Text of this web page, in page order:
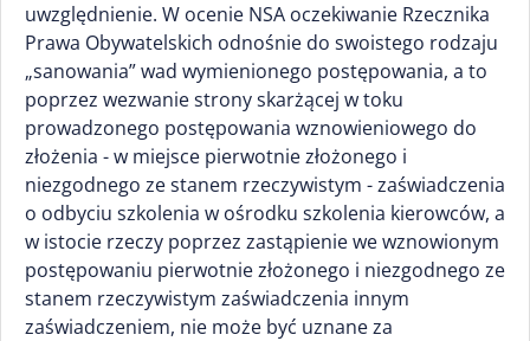
uwzględnienie. W ocenie NSA oczekiwanie Rzecznika
Prawa Obywatelskich odnośnie do swoistego rodzaju
„sanowania” wad wymienionego postępowania, a to
poprzez wezwanie strony skarżącej w toku
prowadzonego postępowania wznowieniowego do
złożenia - w miejsce pierwotnie złożonego i
niezgodnego ze stanem rzeczywistym - zaświadczenia
o odbyciu szkolenia w ośrodku szkolenia kierowców, a
w istocie rzeczy poprzez zastąpienie we wznowionym
postępowaniu pierwotnie złożonego i niezgodnego ze
stanem rzeczywistym zaświadczenia innym
zaświadczeniem, nie może być uznane za